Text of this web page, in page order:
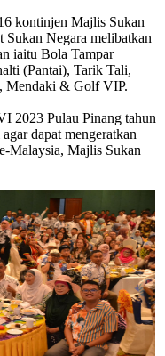
kontinjen Majlis Sukan
Negara melibatkan
iaitu Bola Tampar
(Pantai), Tarik Tali,
Mendaki & Golf VIP.
2023 Pulau Pinang tahun
dapat mengeratkan
Malaysia, Majlis Sukan